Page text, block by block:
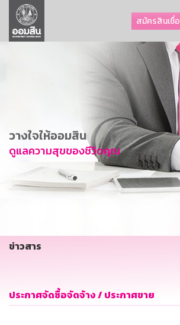
สมัครสินเชื่อ
ลูกค้าธุรกิจ
ลูกค้าผู้ประกอบรายย่อย
การพัฒนาที่ยั่งยืน
ข่าวสาร
บริการทางการเงิน
อื่นๆ
วางใจให้ออมสิน
ดูแลความสุขของชีวิตคุณ
ข่าวสาร
ประกาศจัดซื้อจัดจ้าง / ประกาศขาย